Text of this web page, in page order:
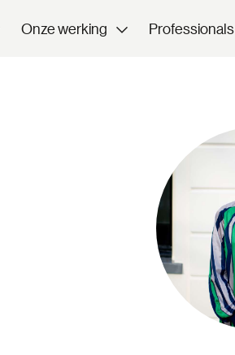
Onze werking Professionals